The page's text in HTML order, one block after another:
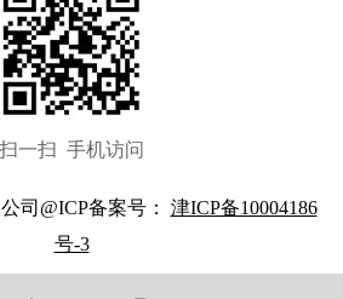
扫一扫 手机访问
司@ICP备案号： 津ICP备10004186
号-3